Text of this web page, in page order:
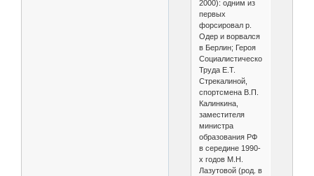
2000): одним из
первых
форсировал р.
Одер и ворвался
в Берлин; Героя
Социалистического
Труда Е.Т.
Стрекалиной,
спортсмена В.П.
Калинкина,
заместителя
министра
образования РФ
в середине 1990-
х годов М.Н.
Лазутовой (род. в